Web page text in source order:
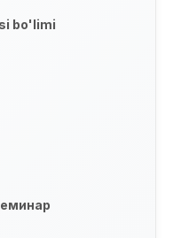
bo'limi